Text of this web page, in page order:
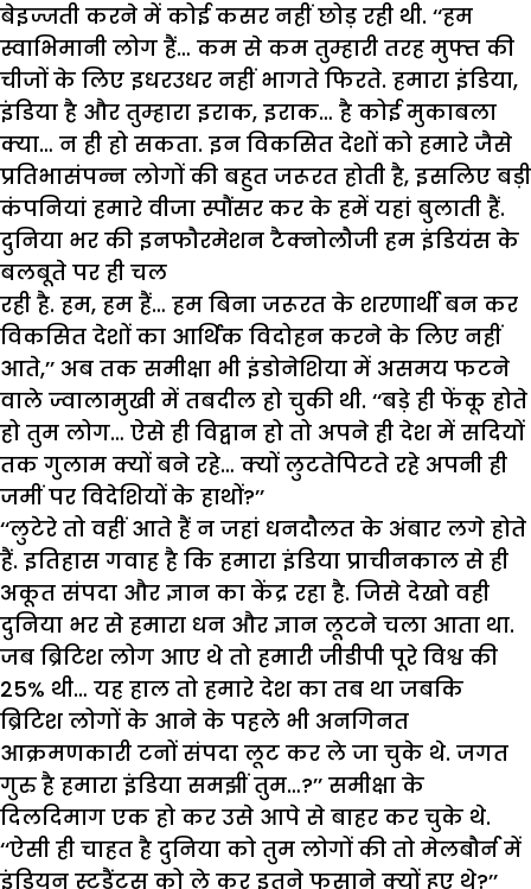
बेइज्जती करने में कोई कसर नहीं छोड़ रही थी. ‘‘हम
स्वाभिमानी लोग हैं… कम से कम तुम्हारी तरह मुफ्त की
चीजों के लिए इधरउधर नहीं भागते फिरते. हमारा इंडिया,
इंडिया है और तुम्हारा इराक, इराक… है कोई मुकाबला
क्या… न ही हो सकता. इन विकसित देशों को हमारे जैसे
प्रतिभासंपन्न लोगों की बहुत जरूरत होती है, इसलिए बड़ी
कंपनियां हमारे वीजा स्पौंसर कर के हमें यहां बुलाती हैं.
दुनिया भर की इनफौरमेशन टैक्नोलौजी हम इंडियंस के
बलबूते पर ही चल
रही है. हम, हम हैं… हम बिना जरूरत के शरणार्थी बन कर
विकसित देशों का आर्थिक विदोहन करने के लिए नहीं
आते,’’ अब तक समीक्षा भी इंडोनेशिया में असमय फटने
वाले ज्वालामुखी में तबदील हो चुकी थी. ‘‘बड़े ही फेंकू होते
हो तुम लोग… ऐसे ही विद्वान हो तो अपने ही देश में सदियों
तक गुलाम क्यों बने रहे… क्यों लुटतेपिटते रहे अपनी ही
जमीं पर विदेशियों के हाथों?’’
‘‘लुटेरे तो वहीं आते हैं न जहां धनदौलत के अंबार लगे होते
हैं. इतिहास गवाह है कि हमारा इंडिया प्राचीनकाल से ही
अकूत संपदा और ज्ञान का केंद्र रहा है. जिसे देखो वही
दुनिया भर से हमारा धन और ज्ञान लूटने चला आता था.
जब ब्रिटिश लोग आए थे तो हमारी जीडीपी पूरे विश्व की
25% थी… यह हाल तो हमारे देश का तब था जबकि
ब्रिटिश लोगों के आने के पहले भी अनगिनत
आक्रमणकारी टनों संपदा लूट कर ले जा चुके थे. जगत
गुरु है हमारा इंडिया समझीं तुम…?’’ समीक्षा के
दिलदिमाग एक हो कर उसे आपे से बाहर कर चुके थे.
‘‘ऐसी ही चाहत है दुनिया को तुम लोगों की तो मेलबौर्न में
इंडियन स्टूडैंट्स को ले कर इतने फसाने क्यों हुए थे?’’